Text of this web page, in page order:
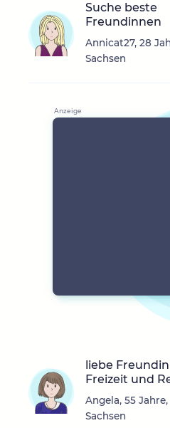
Suche beste
Freundinnen
Annicat27, 28
Sachsen
liebe
Freizeit und
Angela, 55
Sachsen